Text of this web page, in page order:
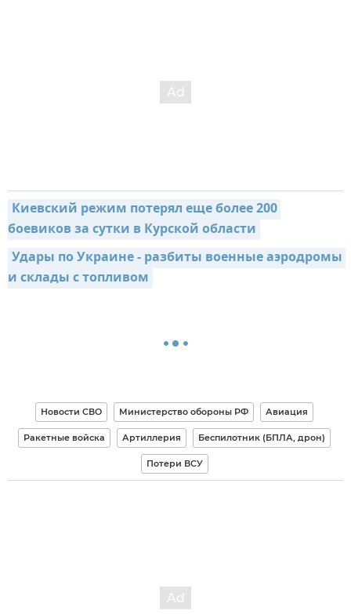
Киевский режим потерял еще более 200
боевиков за сутки в Курской области
Удары по Украине - разбиты военные аэродромы
и склады с топливом
Новости СВО Министерство обороны РФ Авиация
Ракетные войска Артиллерия Беспилотник (БПЛА, дрон)
Потери ВСУ